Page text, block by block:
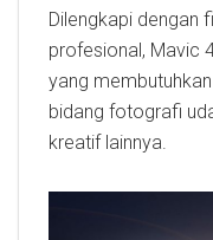
Dilengkapi dengan
profesional, Mavic
yang
bidang fotografi
kreatif lainnya.